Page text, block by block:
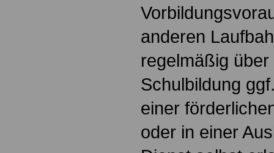
anderen
regelmäßig
Schulbildung
einer
oder in einer